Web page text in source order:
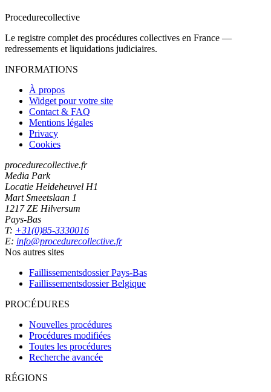
Procedurecollective
Le registre complet des procédures collectives en France —
redressements et liquidations judiciaires.
INFORMATIONS
À propos
Widget pour votre site
Contact & FAQ
Mentions légales
Privacy
Cookies
procedurecollective.fr
Media Park
Locatie Heideheuvel H1
Mart Smeetslaan 1
1217 ZE Hilversum
Pays-Bas
T: +31(0)85-3330016
E: info@procedurecollective.fr
Nos autres sites
Faillissementsdossier Pays-Bas
Faillissementsdossier Belgique
PROCÉDURES
Nouvelles procédures
Procédures modifiées
Toutes les procédures
Recherche avancée
RÉGIONS